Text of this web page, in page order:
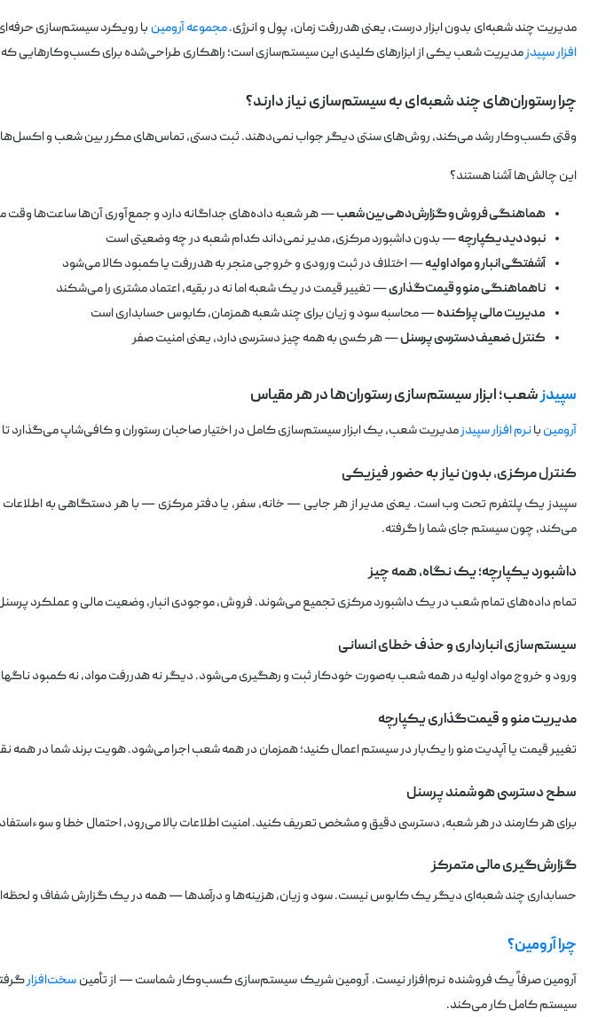
مدیریت چند شعبه‌ای بدون ابزار درست، یعنی هدررفت زمان، پول و انرژی.مجموعه آرومین با رویکرد سیستم‌سازی
افزار سپیدزمدیریت شعب یکی از ابزارهای کلیدی این سیستم‌سازی است؛ راهکاری طراحی‌شده برای کسب‌وکارهایی
چرا رستوران‌های چند شعبه‌ای به سیستم‌سازی نیاز دارند؟
وقتی کسب‌وکار رشد می‌کند، روش‌های سنتی دیگر جواب نمی‌دهند. ثبت دستی، تماس‌های مکرر بین شعب و اکسل‌های
این چالش‌ها آشنا هستند؟
هماهنگی فروش و گزارش‌دهی بین شعب— هر شعبه داده‌های جداگانه دارد و جمع‌آوری آن‌ها ساعت‌ها وقت
نبود دید یکپارچه— بدون داشبورد مرکزی، مدیر نمی‌داند کدام شعبه در چه وضعیتی است
آشفتگی انبار و مواد اولیه— اختلاف در ثبت ورودی و خروجی منجر به هدررفت یا کمبود کالا می‌شود
ناهماهنگی منو و قیمت‌گذاری— تغییر قیمت در یک شعبه اما نه در بقیه، اعتماد مشتری را می‌شکند
مدیریت مالی پراکنده— محاسبه سود و زیان برای چند شعبه همزمان، کابوس حسابداری است
کنترل ضعیف دسترسی پرسنل— هر کسی به همه چیز دسترسی دارد، یعنی امنیت صفر
سپیدزشعب؛ ابزار سیستم‌سازی رستوران‌ها در هر مقیاس
آرومین بانرم افزار سپیدزمدیریت شعب، یک ابزار سیستم‌سازی کامل در اختیار صاحبان رستوران و کافی‌شاپ
کنترل مرکزی، بدون نیاز به حضور فیزیکی
سپیدز یک پلتفرم تحت وب است. یعنی مدیر از هر جایی — خانه، سفر، یا دفتر مرکزی — با هر دستگاهی به
می‌کند، چون سیستم جای شما را گرفته.
داشبورد یکپارچه؛ یک نگاه، همه چیز
تمام داده‌های تمام شعب در یک داشبورد مرکزی تجمیع می‌شوند. فروش، موجودی انبار، وضعیت مالی و عملکرد
سیستم‌سازی انبارداری و حذف خطای انسانی
ورود و خروج مواد اولیه در همه شعب به‌صورت خودکار ثبت و رهگیری می‌شود. دیگر نه هدررفت مواد، نه کمبود
مدیریت منو و قیمت‌گذاری یکپارچه
تغییر قیمت یا آپدیت منو را یک‌بار در سیستم اعمال کنید؛ همزمان در همه شعب اجرا می‌شود. هویت برند شما در همه
سطح دسترسی هوشمند پرسنل
برای هر کارمند در هر شعبه، دسترسی دقیق و مشخص تعریف کنید. امنیت اطلاعات بالا می‌رود، احتمال خطا و
گزارش‌گیری مالی متمرکز
حسابداری چند شعبه‌ای دیگر یک کابوس نیست. سود و زیان، هزینه‌ها و درآمدها — همه در یک گزارش شفاف و
چرا آرومین؟
آرومین صرفاً یک فروشنده نرم‌افزار نیست. آرومین شریک سیستم‌سازی کسب‌وکار شماست — از تأمین سخت‌افزار
سیستم کامل کار می‌کند.